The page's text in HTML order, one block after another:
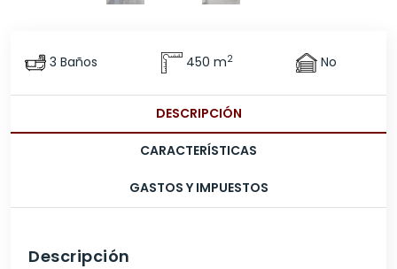
3 Baños 450 m2 No
DESCRIPCIÓN
CARACTERÍSTICAS
GASTOS Y IMPUESTOS
Descripción